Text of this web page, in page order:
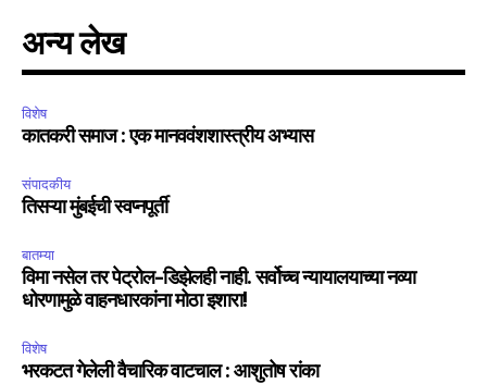
अन्य लेख
विशेष
कातकरी समाज : एक मानववंशशास्त्रीय अभ्यास
संपादकीय
तिसऱ्या मुंबईची स्वप्नपूर्ती
बातम्या
विमा नसेल तर पेट्रोल-डिझेलही नाही. सर्वोच्च न्यायालयाच्या नव्या
धोरणामुळे वाहनधारकांना मोठा इशारा!
विशेष
भरकटत गेलेली वैचारिक वाटचाल : आशुतोष रांका